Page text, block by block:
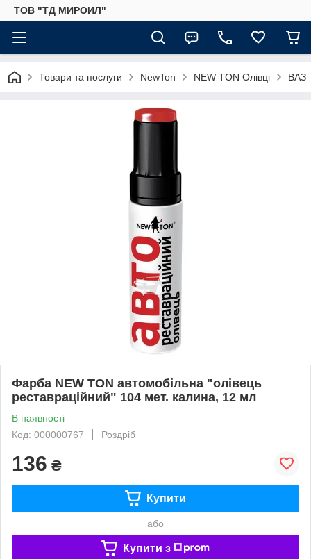
ТОВ "ТД МИРОИЛ"
Товари та послуги NewTon NEW TON Олівці ВАЗ
Фарба NEW TON автомобільна "олівець
реставраційний" 104 мет. калина, 12 мл
В наявності
Код: 000000767
Роздріб
136 ₴
Купити
або
Купити з